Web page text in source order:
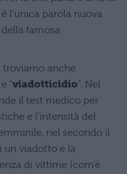
l’unica parola nuova
famosa
anche
e “viadotticidio”. Nel
il test medico per
e l’intensità del
nel secondo il
un viadotto e la
di vittime (com’è